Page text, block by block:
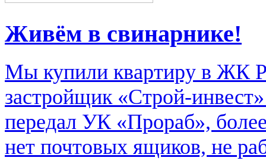
Живём в свинарнике!
Мы купили квартиру в ЖК
застройщик «Строй-
передал УК «Прораб»,
нет почтовых ящиков, не